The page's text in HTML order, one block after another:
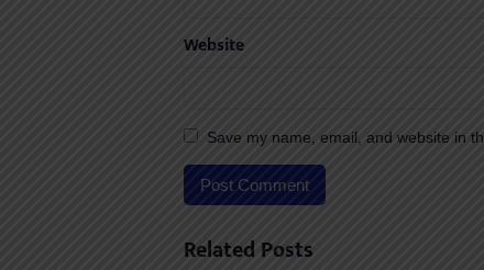
Website
Save my name, email, and website in
Related Posts